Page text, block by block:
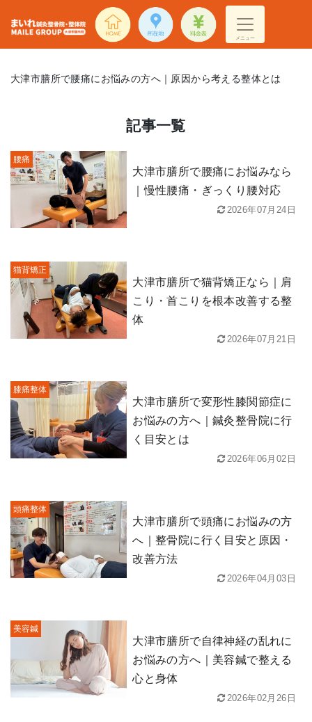
メニュー
大津市膳所で腰痛にお悩みの方へ｜原因から考える整体とは
記事一覧
腰痛
大津市膳所で腰痛にお悩みなら
｜慢性腰痛・ぎっくり腰対応
2026年07月24日
猫背矯正
大津市膳所で猫背矯正なら｜肩
こり・首こりを根本改善する整
体
2026年07月21日
膝痛整体
大津市膳所で変形性膝関節症に
お悩みの方へ｜鍼灸整骨院に行
く目安とは
2026年06月02日
頭痛整体
大津市膳所で頭痛にお悩みの方
へ｜整骨院に行く目安と原因・
改善方法
2026年04月03日
美容鍼
大津市膳所で自律神経の乱れに
お悩みの方へ｜美容鍼で整える
心と身体
2026年02月26日